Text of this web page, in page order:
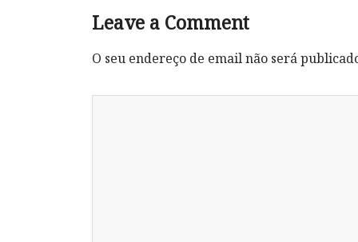
Leave a Comment
O seu endereço de email não será